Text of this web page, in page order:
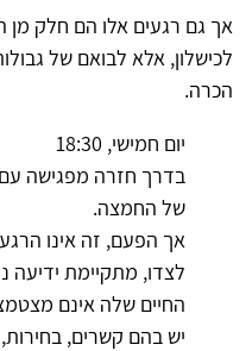
אך גם רגעים אלו הם חלק מן
לכישלון, אלא לבואם של
הכרה.
יום חמישי, 18:30
בדרך חזרה מפגישה
של החמצה.
אך הפעם, זה אינו
לצדו, מתקיימת ידיעה
החיים שלה אינם
יש בהם קשרים,